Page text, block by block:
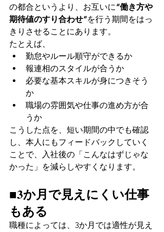
の都合というより、お互いに“働き方や
期待値のすり合わせ”を行う期間をはっ
きりさせることにあります。
たとえば、
勤怠やルール順守ができるか
報連相のスタイルが合うか
必要な基本スキルが身につきそう
か
職場の雰囲気や仕事の進め方が合
うか
こうした点を、短い期間の中でも確認
し、本人にもフィードバックしていく
ことで、入社後の「こんなはずじゃな
かった」を減らしやすくなります。
■3か月で見えにくい仕事
もある
職種によっては、3か月では適性が見え